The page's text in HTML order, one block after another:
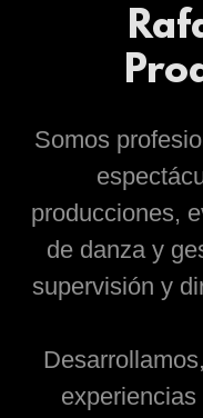
Somos
producciones,
de danza y
supervisión y